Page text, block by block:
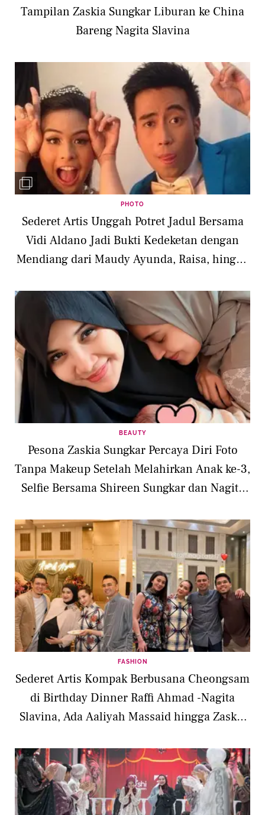
Tampilan Zaskia Sungkar Liburan ke China
Bareng Nagita Slavina
PHOTO
Sederet Artis Unggah Potret Jadul Bersama
Vidi Aldano Jadi Bukti Kedeketan dengan
Mendiang dari Maudy Ayunda, Raisa, hingga
BEAUTY
Pesona Zaskia Sungkar Percaya Diri Foto
Tanpa Makeup Setelah Melahirkan Anak ke-3,
Selfie Bersama Shireen Sungkar dan Nagita
FASHION
Sederet Artis Kompak Berbusana Cheongsam
di Birthday Dinner Raffi Ahmad -Nagita
Slavina, Ada Aaliyah Massaid hingga Zaskia